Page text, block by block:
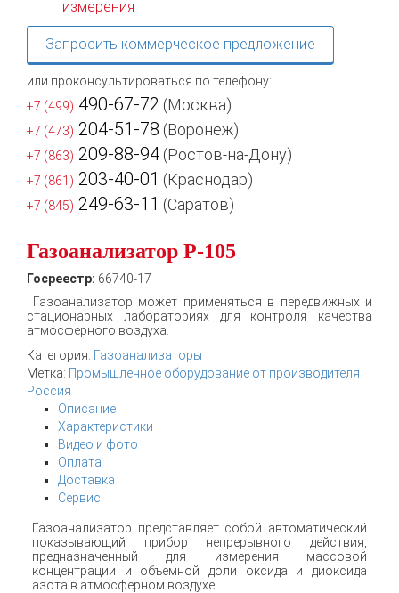
измерения
Запросить коммерческое предложение
или проконсультироваться по телефону:
+7 (499) 490-67-72 (Москва)
+7 (473) 204-51-78 (Воронеж)
+7 (863) 209-88-94 (Ростов-на-Дону)
+7 (861) 203-40-01 (Краснодар)
+7 (845) 249-63-11 (Саратов)
Газоанализатор Р-105
Госреестр: 66740-17
Газоанализатор может применяться в передвижных и
стационарных лабораториях для контроля качества
атмосферного воздуха.
Категория: Газоанализаторы
Метка: Промышленное оборудование от производителя
Россия
Описание
Характеристики
Видео и фото
Оплата
Доставка
Сервис
Газоанализатор представляет собой автоматический
показывающий прибор непрерывного действия,
предназначенный для измерения массовой
концентрации и объемной доли оксида и диоксида
азота в атмосферном воздухе.